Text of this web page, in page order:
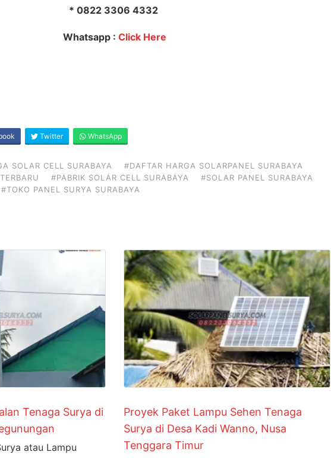
* 0822 3306 4332
Whatsapp :Click Here
Twitter WhatsApp
SOLAR CELL SURABAYA
#DAFTAR HARGA SOLARPANEL SURABAYA
#PABRIK SOLAR CELL SURABAYA
#SOLAR PANEL SURABAYA
#TOKO PANEL SURYA SURABAYA
Tenaga Surya di
atau Lampu
Proyek Paket Lampu Sehen Tenaga
Surya di Desa Kadi Wanno, Nusa
Tenggara Timur